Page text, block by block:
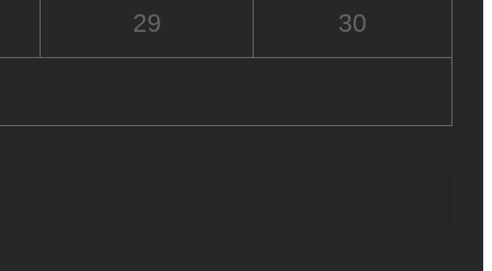
29 30